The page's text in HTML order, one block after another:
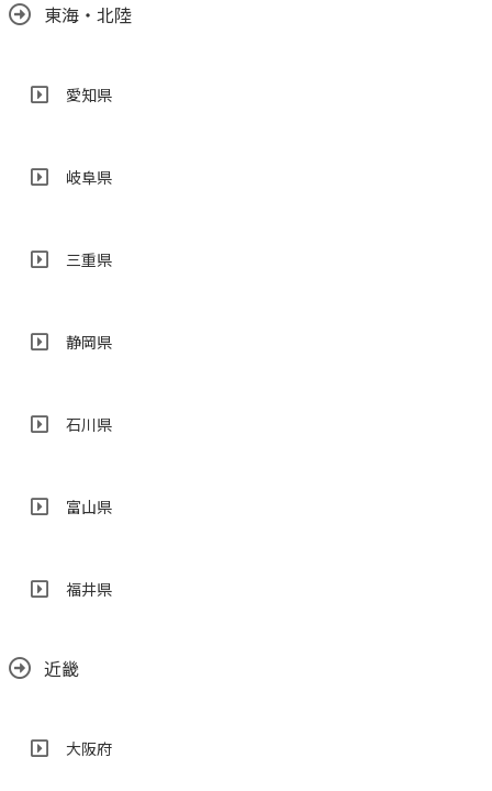
東海・北陸
愛知県
岐阜県
三重県
静岡県
石川県
富山県
福井県
近畿
大阪府